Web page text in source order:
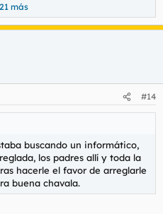
más
#14
buscando un informático,
los padres allí y toda la
hacerle el favor de arreglarle
buena chavala.